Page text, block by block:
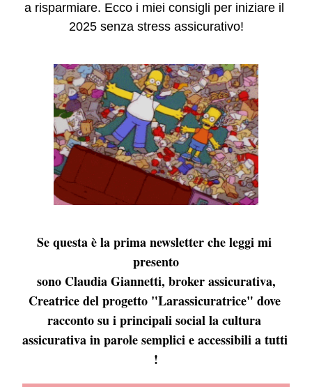
a risparmiare. Ecco i miei consigli per iniziare il
2025 senza stress assicurativo!
Se questa è la prima newsletter che leggi mi
presento
sono Claudia Giannetti, broker assicurativa,
Creatrice del progetto "Larassicuratrice" dove
racconto su i principali social la cultura
assicurativa in parole semplici e accessibili a tutti
!